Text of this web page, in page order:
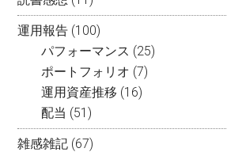
運用報告 (100)
パフォーマンス (25)
ポートフォリオ (7)
運用資産推移 (16)
配当 (51)
雑感雑記 (67)